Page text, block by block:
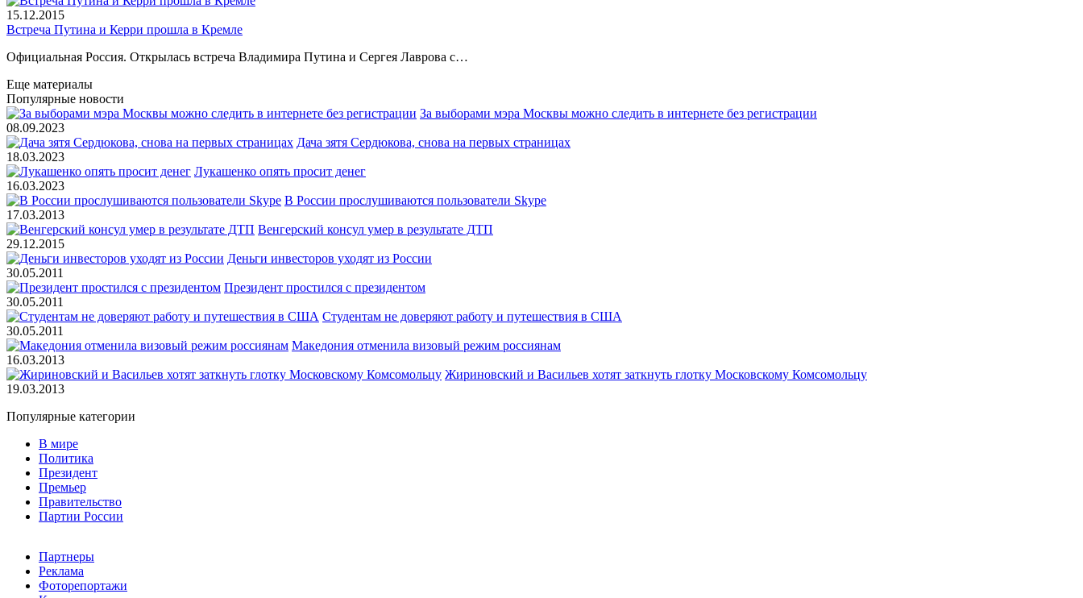
15.12.2015
Встреча Путина и Керри прошла в Кремле
Официальная Россия. Открылась встреча Владимира Путина и Сергея Лаврова с…
Еще материалы
Популярные новости
За выборами мэра Москвы можно следить в интернете без регистрации
08.09.2023
Дача зятя Сердюкова, снова на первых страницах
18.03.2023
Лукашенко опять просит денег
16.03.2023
В России прослушиваются пользователи Skype
17.03.2013
Венгерский консул умер в результате ДТП
29.12.2015
Деньги инвесторов уходят из России
30.05.2011
Президент простился с президентом
30.05.2011
Студентам не доверяют работу и путешествия в США
30.05.2011
Македония отменила визовый режим россиянам
16.03.2013
Жириновский и Васильев хотят заткнуть глотку Московскому Комсомольцу
19.03.2013
Популярные категории
В мире
Политика
Президент
Премьер
Правительство
Партии России
Партнеры
Реклама
Фоторепортажи